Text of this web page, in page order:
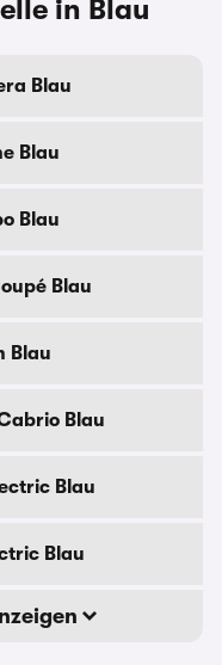
in Blau
Blau
Blau
Blau
Blau
Blau
Blau
Blau
Blau